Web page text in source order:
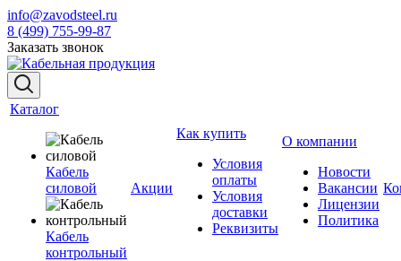
info@zavodsteel.ru
8 (499) 755-99-87
Заказать звонок
Каталог
Кабель
силовой
Кабель
контрольный
Акции
Как купить
Условия
оплаты
Условия
доставки
Реквизиты
О компании
Новости
Вакансии
Лицензии
Политика